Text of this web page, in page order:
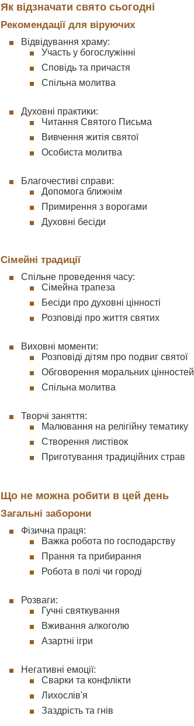
Як відзначати свято сьогодні
Рекомендації для віруючих
Відвідування храму:
Участь у богослужінні
Сповідь та причастя
Спільна молитва
Духовні практики:
Читання Святого Письма
Вивчення житія святої
Особиста молитва
Благочестиві справи:
Допомога ближнім
Примирення з ворогами
Духовні бесіди
Сімейні традиції
Спільне проведення часу:
Сімейна трапеза
Бесіди про духовні цінності
Розповіді про життя святих
Виховні моменти:
Розповіді дітям про подвиг святої
Обговорення моральних цінностей
Спільна молитва
Творчі заняття:
Малювання на релігійну тематику
Створення листівок
Приготування традиційних страв
Що не можна робити в цей день
Загальні заборони
Фізична праця:
Важка робота по господарству
Прання та прибирання
Робота в полі чи городі
Розваги:
Гучні святкування
Вживання алкоголю
Азартні ігри
Негативні емоції:
Сварки та конфлікти
Лихослів'я
Заздрість та гнів